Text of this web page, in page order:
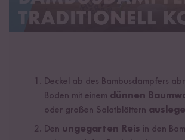
Deckel ab des Bambusdämpfers
Boden mit einem dünnen
oder großen Salatblättern
Den ungegarten Reis in den